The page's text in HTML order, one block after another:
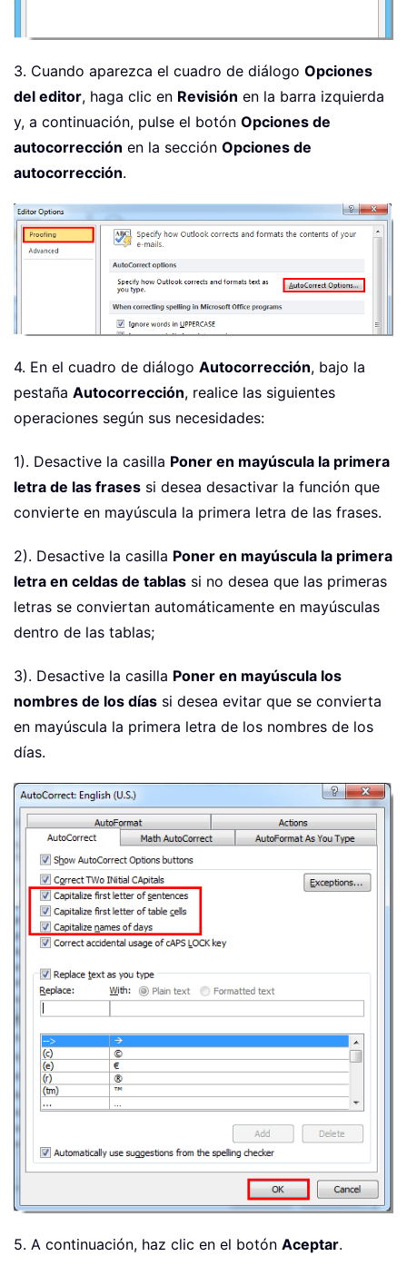
3. Cuando aparezca el cuadro de diálogo Opciones
del editor, haga clic en Revisión en la barra izquierda
y, a continuación, pulse el botón Opciones de
autocorrección en la sección Opciones de
autocorrección.
4. En el cuadro de diálogo Autocorrección, bajo la
pestaña Autocorrección, realice las siguientes
operaciones según sus necesidades:
1). Desactive la casilla Poner en mayúscula la primera
letra de las frases si desea desactivar la función que
convierte en mayúscula la primera letra de las frases.
2). Desactive la casilla Poner en mayúscula la primera
letra en celdas de tablas si no desea que las primeras
letras se conviertan automáticamente en mayúsculas
dentro de las tablas;
3). Desactive la casilla Poner en mayúscula los
nombres de los días si desea evitar que se convierta
en mayúscula la primera letra de los nombres de los
días.
5. A continuación, haz clic en el botón Aceptar.